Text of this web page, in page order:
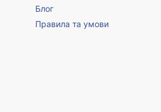
Блог
Правила та умови